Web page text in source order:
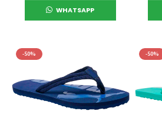
WHATSAPP
-50% -50%